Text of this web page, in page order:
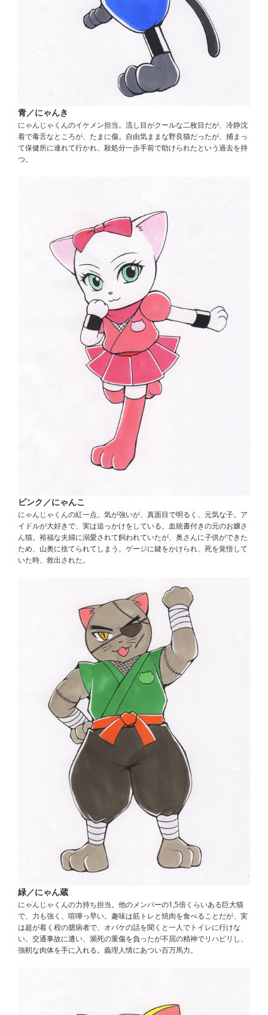
青／にゃんき
にゃんじゃくんのイケメン担当。流し目がクールな二枚目だが、冷静沈
着で毒舌なところが、たまに傷。自由気ままな野良猫だったが、捕まっ
て保健所に連れて行かれ、殺処分一歩手前で助けられたという過去を持
つ。
ピンク／にゃんこ
にゃんじゃくんの紅一点。気が強いが、真面目で明るく、元気な子。ア
イドルが大好きで、実は追っかけをしている。血統書付きの元のお嬢さ
ん猫。裕福な夫婦に溺愛されて飼われていたが、奥さんに子供ができた
ため、山奥に捨てられてしまう。ゲージに鍵をかけられ、死を覚悟して
いた時、救出された。
緑／にゃん蔵
にゃんじゃくんの力持ち担当。他のメンバーの1,5倍くらいある巨大猫
で、力も強く、喧嘩っ早い。趣味は筋トレと焼肉を食べることだが、実
は超が着く程の臆病者で、オバケの話を聞くと一人でトイレに行けな
い。交通事故に遭い、瀕死の重傷を負ったが不屈の精神でリハビリし、
強靭な肉体を手に入れる。義理人情にあつい百万馬力。